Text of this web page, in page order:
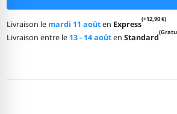
Livraison le mardi 11 aoûten Express(+12,90 €)
Livraison entre le 13 - 14 aoûtenStandard